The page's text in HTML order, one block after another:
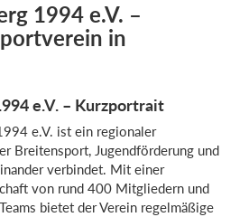
1994 e.V. –
in
e.V. – Kurzportrait
e.V. ist ein regionaler
Breitensport, Jugendförderung und
verbindet. Mit einer
von rund 400 Mitgliedern und
bietet der Verein regelmäßige